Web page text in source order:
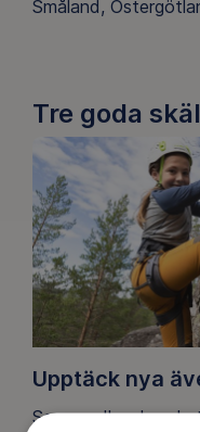
Småland,
Tre goda
Upptäck nya
Som medlem har du